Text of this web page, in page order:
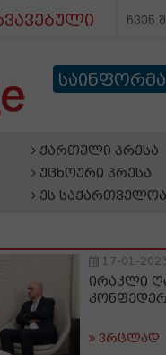
ჩვენ
ქართული პრესა
უცხოური პრესა
ეს საქართველოა
17-01-
ირაკლი
ვრცლად